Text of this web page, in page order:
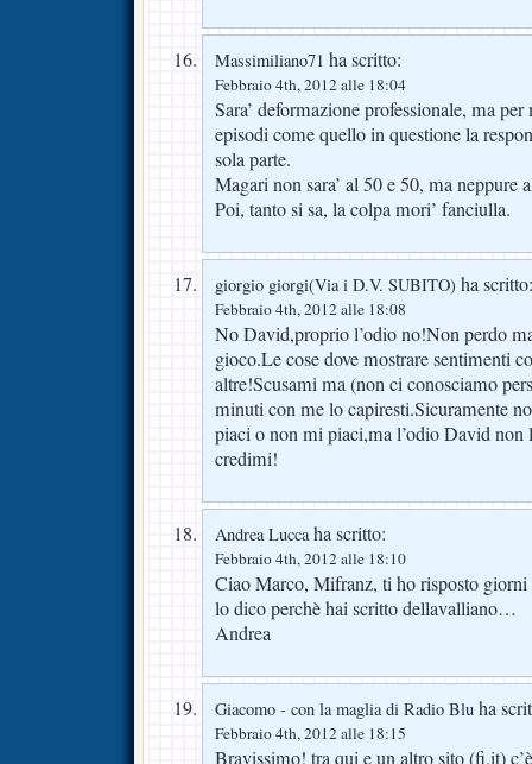
Massimiliano71 ha scritto:
Febbraio 4th, 2012 alle 18:04
Sara’ deformazione professionale, ma
episodi come quello in questione la
sola parte.
Magari non sara’ al 50 e 50, ma neppure
Poi, tanto si sa, la colpa mori’ fanciulla.
giorgio giorgi(Via i D.V. SUBITO) ha scritto:
Febbraio 4th, 2012 alle 18:08
No David,proprio l’odio no!Non perdo
gioco.Le cose dove mostrare sentimenti
altre!Scusami ma (non ci conosciamo
minuti con me lo capiresti.Sicuramente
piaci o non mi piaci,ma l’odio David non
credimi!
Andrea Luccaha scritto:
Febbraio 4th, 2012 alle 18:10
Ciao Marco, Mifranz, ti ho risposto
lo dico perchè hai scritto dellavalliano…
Andrea
Giacomo - con la maglia di Radio Blu ha
Febbraio 4th, 2012 alle 18:15
Bravissimo! tra qui e un altro sito (fi.it)